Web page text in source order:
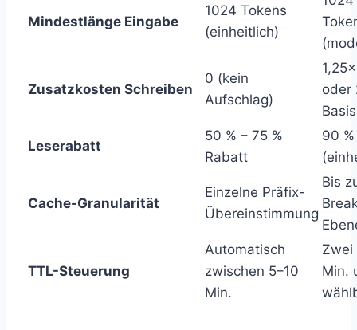
Mindestlänge Eingabe
1024 Tokens
(einheitlich)
Zusatzkosten Schreiben
0 (kein
Aufschlag)
oder
Leserabatt
50 % – 75 %
Rabatt
90
Cache-Granularität
Einzelne Präfix-
Übereinstimmung
Bis
TTL-Steuerung
Automatisch
zwischen 5–10
Min.
Zwei
Min.